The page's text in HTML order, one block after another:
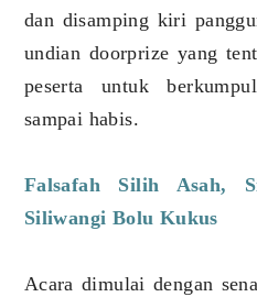
dan disamping kiri
undian doorprize yang
peserta untuk
sampai habis.
Falsafah Silih Asah,
Siliwangi Bolu Kukus
Acara dimulai dengan